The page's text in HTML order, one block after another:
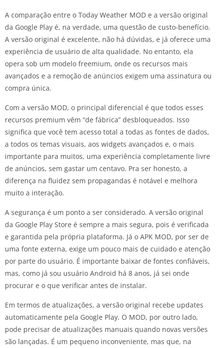
A comparação entre o Today Weather MOD e a versão original
da Google Play é, na verdade, uma questão de custo-benefício.
A versão original é excelente, não há dúvidas, e já oferece uma
experiência de usuário de alta qualidade. No entanto, ela
opera sob um modelo freemium, onde os recursos mais
avançados e a remoção de anúncios exigem uma assinatura ou
compra única.
Com a versão MOD, o principal diferencial é que todos esses
recursos premium vêm “de fábrica” desbloqueados. Isso
significa que você tem acesso total a todas as fontes de dados,
a todos os temas visuais, aos widgets avançados e, o mais
importante para muitos, uma experiência completamente livre
de anúncios, sem gastar um centavo. Pra ser honesto, a
diferença na fluidez sem propagandas é notável e melhora
muito a interação.
A segurança é um ponto a ser considerado. A versão original
da Google Play Store é sempre a mais segura, pois é verificada
e garantida pela própria plataforma. Já o APK MOD, por ser de
uma fonte externa, exige um pouco mais de cuidado e atenção
por parte do usuário. É importante baixar de fontes confiáveis,
mas, como já sou usuário Android há 8 anos, já sei onde
procurar e o que verificar antes de instalar.
Em termos de atualizações, a versão original recebe updates
automaticamente pela Google Play. O MOD, por outro lado,
pode precisar de atualizações manuais quando novas versões
são lançadas. É um pequeno inconveniente, mas que, na